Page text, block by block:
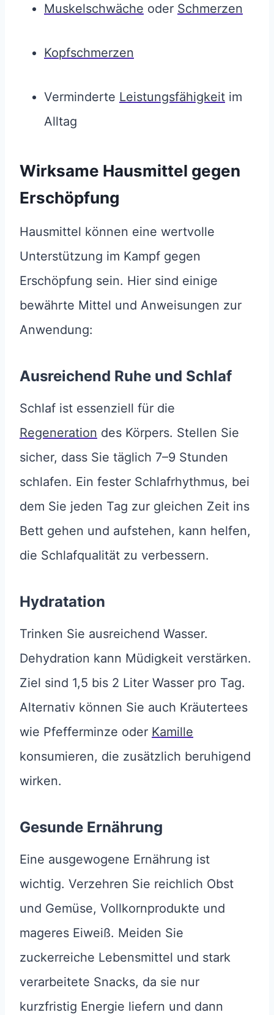
Muskelschwäche oder Schmerzen
Kopfschmerzen
Verminderte Leistungsfähigkeit im
Alltag
Wirksame Hausmittel gegen
Erschöpfung
Hausmittel können eine wertvolle
Unterstützung im Kampf gegen
Erschöpfung sein. Hier sind einige
bewährte Mittel und Anweisungen zur
Anwendung:
Ausreichend Ruhe und Schlaf
Schlaf ist essenziell für die
Regeneration des Körpers. Stellen Sie
sicher, dass Sie täglich 7–9 Stunden
schlafen. Ein fester Schlafrhythmus, bei
dem Sie jeden Tag zur gleichen Zeit ins
Bett gehen und aufstehen, kann helfen,
die Schlafqualität zu verbessern.
Hydratation
Trinken Sie ausreichend Wasser.
Dehydration kann Müdigkeit verstärken.
Ziel sind 1,5 bis 2 Liter Wasser pro Tag.
Alternativ können Sie auch Kräutertees
wie Pfefferminze oder Kamille
konsumieren, die zusätzlich beruhigend
wirken.
Gesunde Ernährung
Eine ausgewogene Ernährung ist
wichtig. Verzehren Sie reichlich Obst
und Gemüse, Vollkornprodukte und
mageres Eiweiß. Meiden Sie
zuckerreiche Lebensmittel und stark
verarbeitete Snacks, da sie nur
kurzfristig Energie liefern und dann